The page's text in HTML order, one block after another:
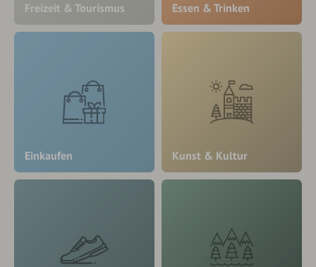
Freizeit & Tourismus Essen & Trinken
Einkaufen Kunst & Kultur